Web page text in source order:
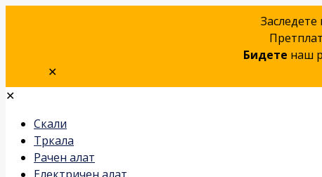
Заследете
Бидете наш
✕
✕
Скали
Тркала
Рачен алат